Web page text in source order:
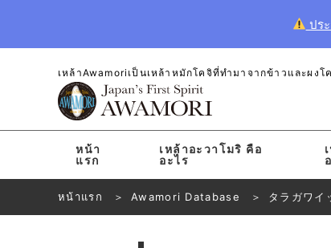
ปร
เหล้าAwamoriเป็นเหล้าหมักโคจิที่ทำมาจากข้าวและผง
หน้า
แรก
เหล้าอะวาโมริ คือ
อะไร
หน้าแรก Awamori Database タラガワイ